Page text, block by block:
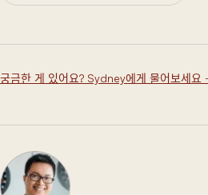
궁금한 게 있어요? Sydney에게 물어보세요